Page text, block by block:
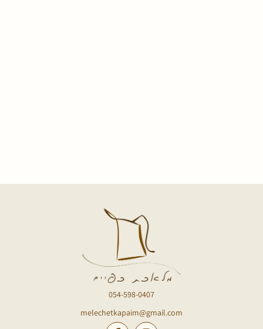
054-598-0407
melechetkapaim@gmail.com